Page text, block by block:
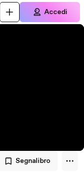
Accedi
Segnalibro